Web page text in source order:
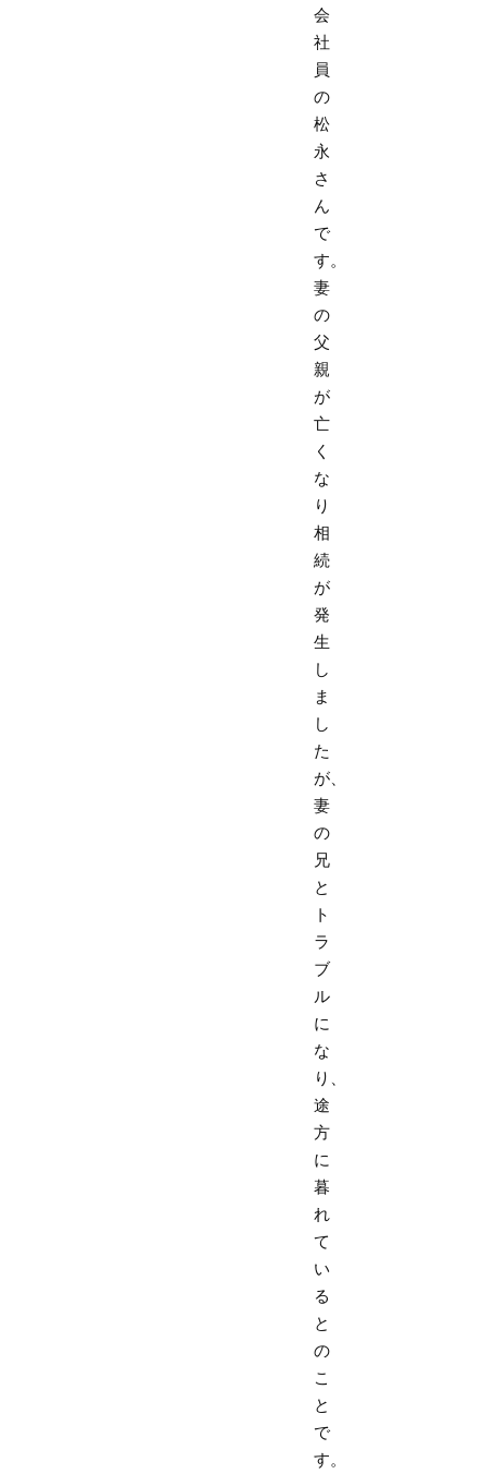
会
社
員
の
松
永
さ
ん
で
す。
妻
の
父
親
が
亡
く
な
り
相
続
が
発
生
し
ま
し
た
が、
妻
の
兄
と
ト
ラ
ブ
ル
に
な
り、
途
方
に
暮
れ
て
い
る
と
の
こ
と
で
す。